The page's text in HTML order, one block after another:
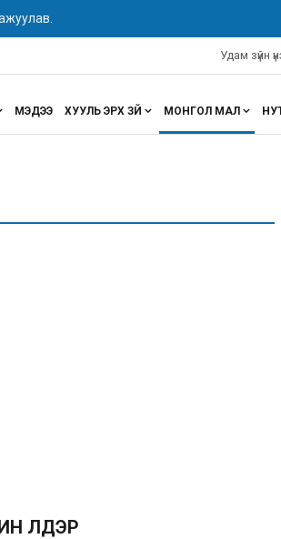
Удам зүйн
МЭДЭЭ ХУУЛЬ ЭРХ ЗҮЙ МОНГОЛ МАЛ
ҮҮЛДЭР